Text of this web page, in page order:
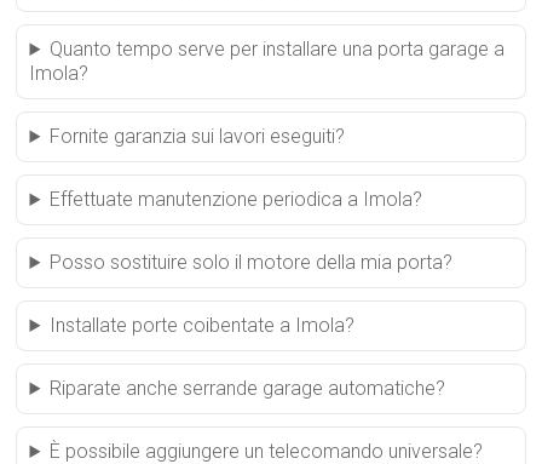
Quanto tempo serve per installare una porta garage a
Imola?
Fornite garanzia sui lavori eseguiti?
Effettuate manutenzione periodica a Imola?
Posso sostituire solo il motore della mia porta?
Installate porte coibentate a Imola?
Riparate anche serrande garage automatiche?
È possibile aggiungere un telecomando universale?